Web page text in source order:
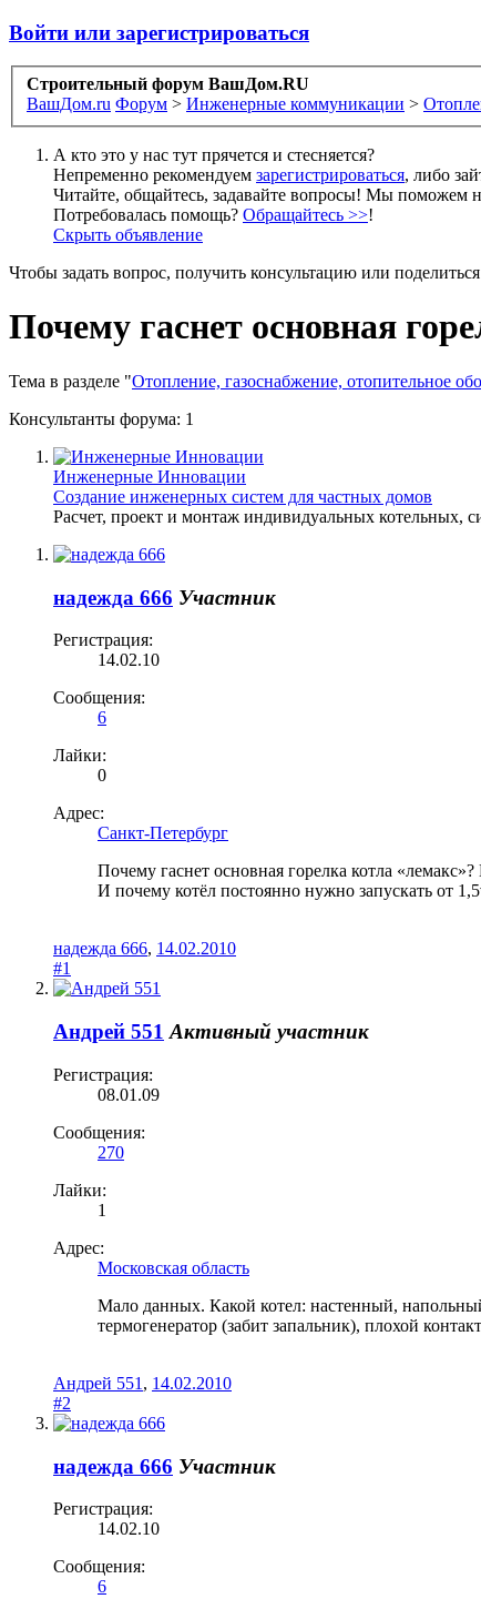
Войти или зарегистрироваться
Строительный форум ВашДом.RU
ВашДом.ru Форум > Инженерные коммуникации >
А кто это у нас тут прячется и стесняется?
Непременно рекомендуем зарегистрироваться, либо
Читайте, общайтесь, задавайте вопросы! Мы поможем
Потребовалась помощь? Обращайтесь >>!
Скрыть объявление
Чтобы задать вопрос, получить консультацию или
Почему гаснет основная
Тема в разделе "Отопление, газоснабжение, отопительное
Консультанты форума: 1
Инженерные Инновации
Создание инженерных систем для частных домов
Расчет, проект и монтаж индивидуальных котельных,
надежда 666 Участник
Регистрация:
14.02.10
Сообщения:
6
Лайки:
0
Адрес:
Санкт-Петербург
Почему гаснет основная горелка котла
И почему котёл постоянно нужно запускать от
надежда 666, 14.02.2010
#1
Андрей 551 Активный участник
Регистрация:
08.01.09
Сообщения:
270
Лайки:
1
Адрес:
Московская область
Мало данных. Какой котел: настенный,
термогенератор (забит запальник), плохой
Андрей 551 , 14.02.2010
#2
надежда 666 Участник
Регистрация:
14.02.10
Сообщения:
6